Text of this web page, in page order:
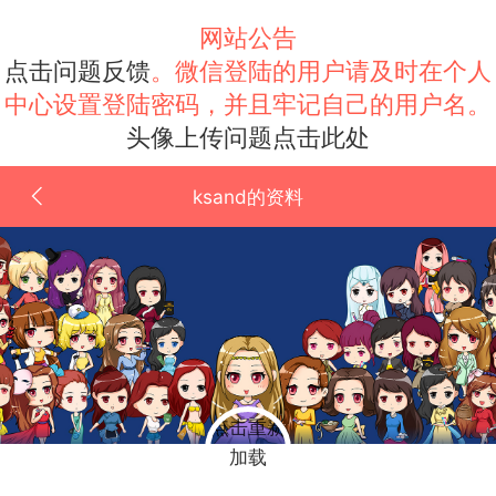
网站公告
点击问题反馈。微信登陆的用户请及时在个人
中心设置登陆密码，并且牢记自己的用户名。
头像上传问题点击此处
ksand的资料
点击重新
加载